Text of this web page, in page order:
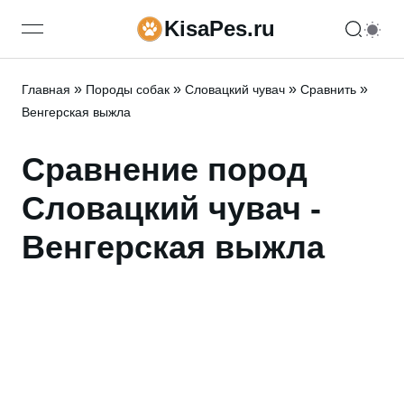
open navigation menuKisaPes.ru
Главная » Породы собак » Словацкий чувач » Сравнить »
Венгерская выжла
Сравнение пород
Словацкий чувач -
Венгерская выжла